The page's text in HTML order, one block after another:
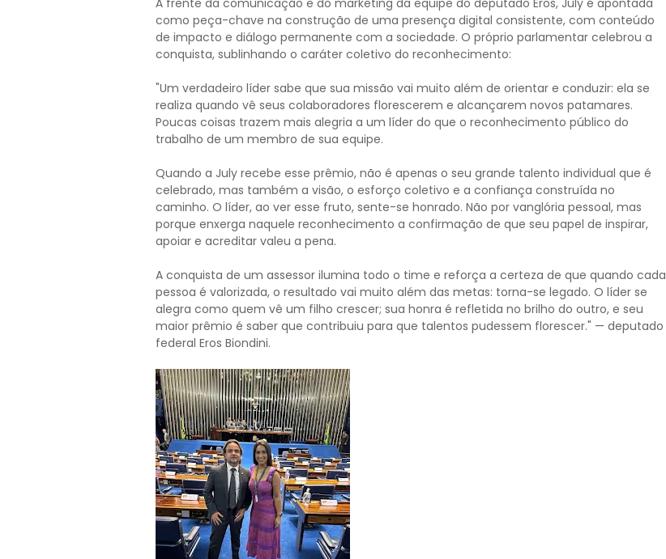
À frente da comunicação e do marketing da equipe do deputado Eros, July é apontada
como peça-chave na construção de uma presença digital consistente, com conteúdo
de impacto e diálogo permanente com a sociedade. O próprio parlamentar celebrou a
conquista, sublinhando o caráter coletivo do reconhecimento:
"Um verdadeiro líder sabe que sua missão vai muito além de orientar e conduzir: ela se
realiza quando vê seus colaboradores florescerem e alcançarem novos patamares.
Poucas coisas trazem mais alegria a um líder do que o reconhecimento público do
trabalho de um membro de sua equipe.
Quando a July recebe esse prêmio, não é apenas o seu grande talento individual que é
celebrado, mas também a visão, o esforço coletivo e a confiança construída no
caminho. O líder, ao ver esse fruto, sente-se honrado. Não por vanglória pessoal, mas
porque enxerga naquele reconhecimento a confirmação de que seu papel de inspirar,
apoiar e acreditar valeu a pena.
A conquista de um assessor ilumina todo o time e reforça a certeza de que quando cada
pessoa é valorizada, o resultado vai muito além das metas: torna-se legado. O líder se
alegra como quem vê um filho crescer; sua honra é refletida no brilho do outro, e seu
maior prêmio é saber que contribuiu para que talentos pudessem florescer." — deputado
federal Eros Biondini.